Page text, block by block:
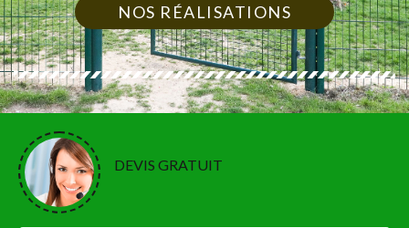
NOS RÉALISATIONS
DEVIS GRATUIT